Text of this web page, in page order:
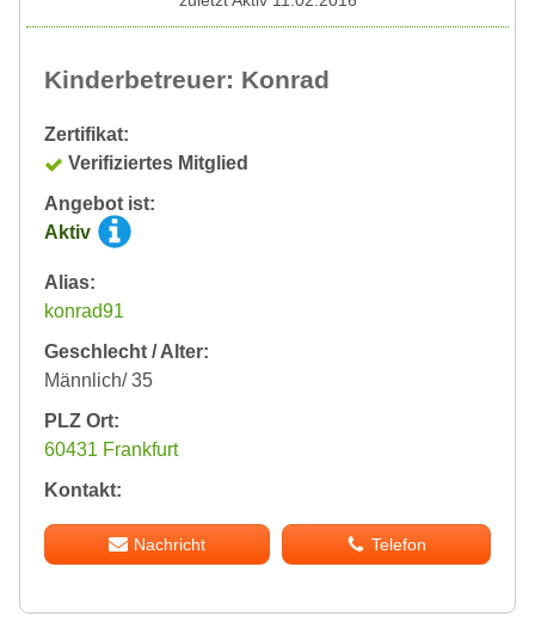
Kinderbetreuer: Konrad
Zertifikat:
Verifiziertes Mitglied
Angebot ist:
Aktiv
Alias:
konrad91
Geschlecht / Alter:
Männlich/ 35
PLZ Ort:
60431 Frankfurt
Kontakt:
Nachricht Telefon